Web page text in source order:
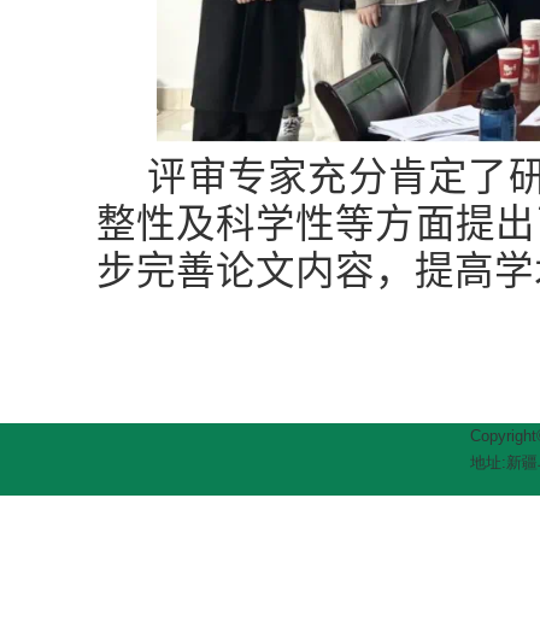
评审专家充分肯定了
整性及科学性等方面提
步完善论文内容，提高
地址:新